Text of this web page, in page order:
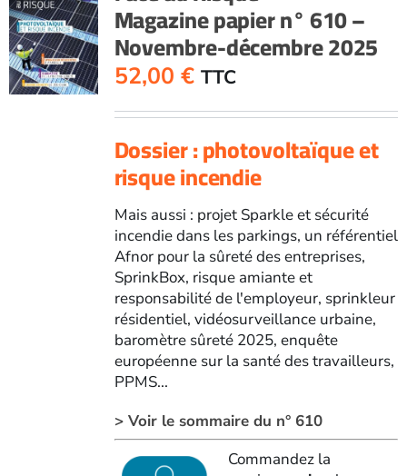
-
Juillet-
août
2026
Magazine papier n° 610 –
Novembre-décembre 2025
52,00 € TTC
Dossier : photovoltaïque et
risque incendie
Mais aussi : projet Sparkle et sécurité
incendie dans les parkings, un référentiel
Afnor pour la sûreté des entreprises,
SprinkBox, risque amiante et
responsabilité de l'employeur, sprinkleur
résidentiel, vidéosurveillance urbaine,
baromètre sûreté 2025, enquête
européenne sur la santé des travailleurs,
PPMS...
> Voir le sommaire du n° 610
Commandez la